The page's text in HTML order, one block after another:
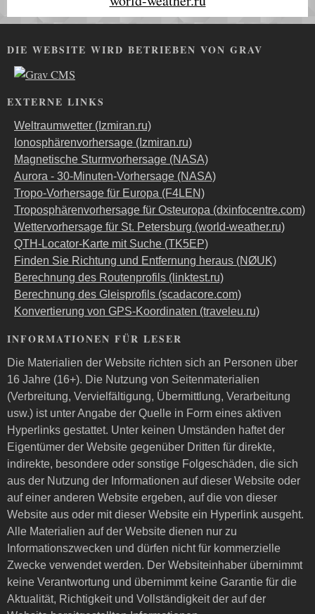
DIE WEBSITE WIRD BETRIEBEN VON GRAV
EXTERNE LINKS
Weltraumwetter (Izmiran.ru)
Ionosphärenvorhersage (Izmiran.ru)
Magnetische Sturmvorhersage (NASA)
Aurora - 30-Minuten-Vorhersage (NASA)
Tropo-Vorhersage für Europa (F4LEN)
Troposphärenvorhersage für Osteuropa (dxinfocentre.com)
Wettervorhersage für St. Petersburg (world-weather.ru)
QTH-Locator-Karte mit Suche (TK5EP)
Finden Sie Richtung und Entfernung heraus (NØUK)
Berechnung des Routenprofils (linktest.ru)
Berechnung des Gleisprofils (scadacore.com)
Konvertierung von GPS-Koordinaten (traveleu.ru)
INFORMATIONEN FÜR LESER
Die Materialien der Website richten sich an Personen über
16 Jahre (16+). Die Nutzung von Seitenmaterialien
(Verbreitung, Vervielfältigung, Übermittlung, Verarbeitung
usw.) ist unter Angabe der Quelle in Form eines aktiven
Hyperlinks gestattet. Unter keinen Umständen haftet der
Eigentümer der Website gegenüber Dritten für direkte,
indirekte, besondere oder sonstige Folgeschäden, die sich
aus der Nutzung der Informationen auf dieser Website oder
auf einer anderen Website ergeben, auf die von dieser
Website aus oder mit dieser Website ein Hyperlink ausgeht.
Alle Materialien auf der Website dienen nur zu
Informationszwecken und dürfen nicht für kommerzielle
Zwecke verwendet werden. Der Websiteinhaber übernimmt
keine Verantwortung und übernimmt keine Garantie für die
Aktualität, Richtigkeit und Vollständigkeit der auf der